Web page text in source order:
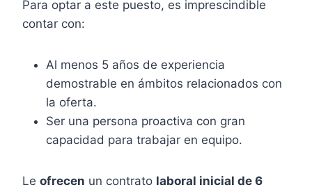
Para optar a este puesto, es imprescindible
contar con:
Al menos 5 años de experiencia
demostrable en ámbitos relacionados con
la oferta.
Ser una persona proactiva con gran
capacidad para trabajar en equipo.
Le ofrecen un contrato laboral inicial de 6